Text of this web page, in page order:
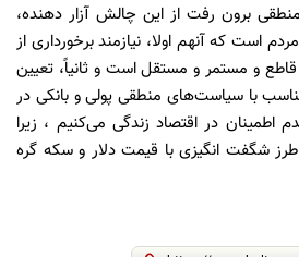
برون رفت از این چالش آزار دهنده،
است که آنهم اولا، نیازمند برخورداری از
و مستمر و مستقل است و ثانیاً، تعیین
با سیاست‌های منطقی پولی و بانکی در
اطمینان در اقتصاد زندگی می‌کنیم ، زیرا
شگفت انگیزی با قیمت دلار و سکه گره